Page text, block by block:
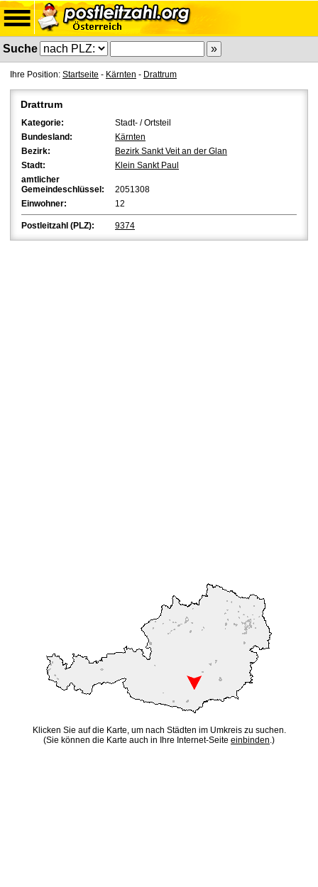
Suche
Ihre Position: Startseite - Kärnten - Drattrum
Drattrum
Kategorie:
Stadt- / Ortsteil
Bundesland:
Kärnten
Bezirk:
Bezirk Sankt Veit an der Glan
Stadt:
Klein Sankt Paul
amtlicher
Gemeindeschlüssel:
2051308
Einwohner:
12
Postleitzahl (PLZ): 9374
Klicken Sie auf die Karte, um nach Städten im Umkreis zu suchen.
(Sie können die Karte auch in Ihre Internet-Seite einbinden.)